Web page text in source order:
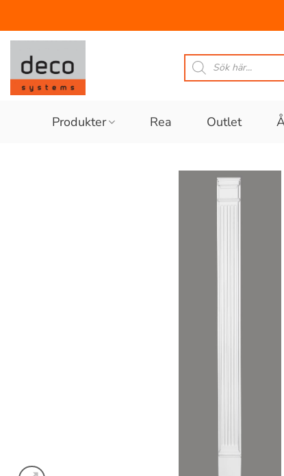
Skip
content
Produktsökning
Produkter Rea Outlet